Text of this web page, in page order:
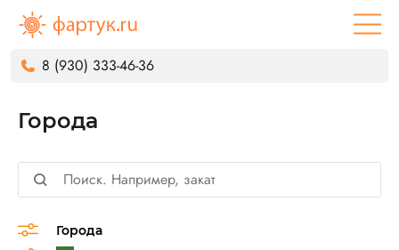
8 (930) 333-46-36
Города
Города